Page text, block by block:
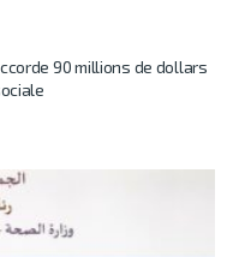
90 millions de dollars